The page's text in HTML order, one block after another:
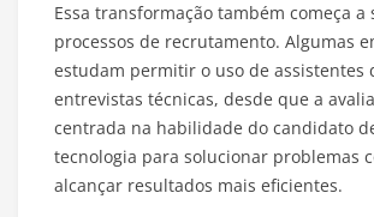
Essa transformação também começa a
processos de recrutamento. Algumas
estudam permitir o uso de assistentes
entrevistas técnicas, desde que a
centrada na habilidade do candidato
tecnologia para solucionar problemas
alcançar resultados mais eficientes.